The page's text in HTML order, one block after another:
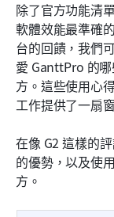
除了官方功能清
軟體效能最準確
台的回饋，我們
愛 GanttPro 的
方。這些使用心
工作提供了一扇
在像 G2 這樣的
的優勢，以及使
方。